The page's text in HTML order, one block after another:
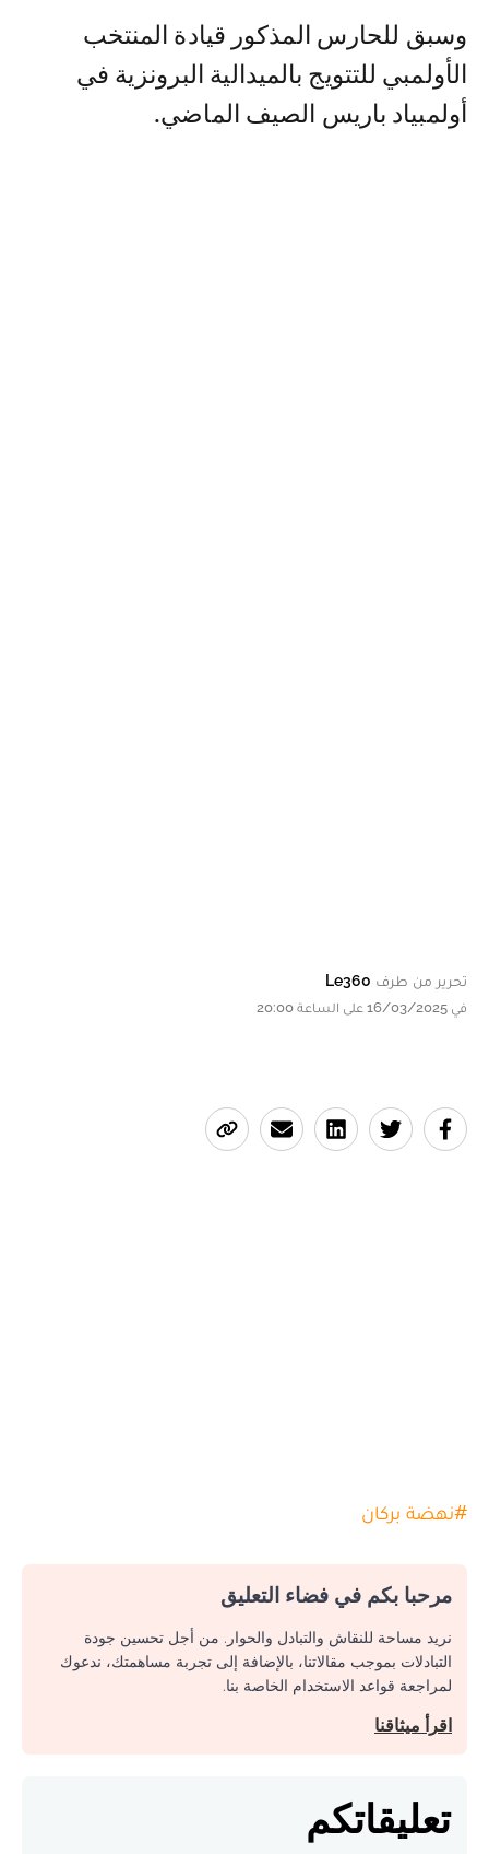
وسبق للحارس المذكور قيادة المنتخب
الأولمبي للتتويج بالميدالية البرونزية في
أولمبياد باريس الصيف الماضي.
تحرير من طرف Le360
في 16/03/2025 على الساعة 20:00
#نهضة بركان
مرحبا بكم في فضاء التعليق
نريد مساحة للنقاش والتبادل والحوار. من أجل تحسين جودة
التبادلات بموجب مقالاتنا، بالإضافة إلى تجربة مساهمتك، ندعوك
لمراجعة قواعد الاستخدام الخاصة بنا.
اقرأ ميثاقنا
تعليقاتكم